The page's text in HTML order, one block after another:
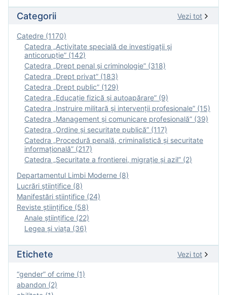
Categorii Vezi tot
Catedre (1170)
Catedra „Activitate specială de investigaţii şi
anticorupție” (142)
Catedra „Drept penal și criminologie” (318)
Catedra „Drept privat” (183)
Catedra „Drept public” (129)
Catedra „Educație fizică şi autoapărare” (9)
Catedra „Instruire militară şi intervenţii profesionale” (15)
Catedra „Management și comunicare profesională” (39)
Catedra „Ordine și securitate publică” (117)
Catedra „Procedură penală, criminalistică și securitate
informațională” (217)
Catedra „Securitate a frontierei, migrație și azil” (2)
Departamentul Limbi Moderne (8)
Lucrări științifice (8)
Manifestări ştiinţifice (24)
Reviste ştiinţifice (58)
Anale ştiinţifice (22)
Legea şi viaţa (36)
Etichete Vezi tot
“gender” of crime (1)
abandon (2)